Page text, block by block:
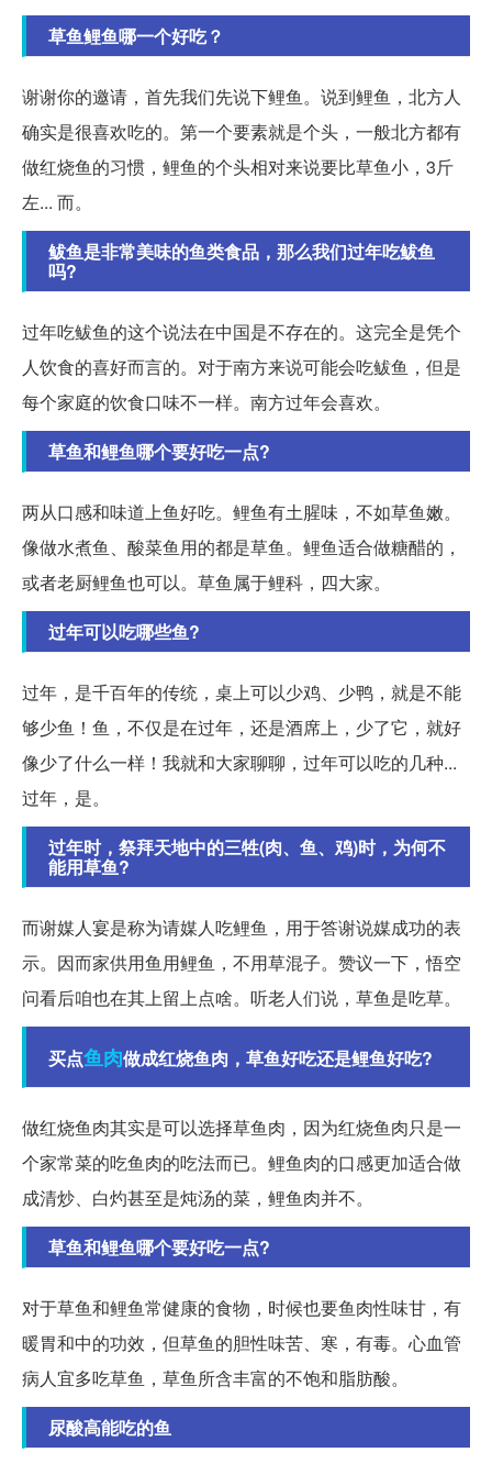
草鱼鲤鱼哪一个好吃？
谢谢你的邀请，首先我们先说下鲤鱼。说到鲤鱼，北方人
确实是很喜欢吃的。第一个要素就是个头，一般北方都有
做红烧鱼的习惯，鲤鱼的个头相对来说要比草鱼小，3斤
左... 而。
鲅鱼是非常美味的鱼类食品，那么我们过年吃鲅鱼
吗?
过年吃鲅鱼的这个说法在中国是不存在的。这完全是凭个
人饮食的喜好而言的。对于南方来说可能会吃鲅鱼，但是
每个家庭的饮食口味不一样。南方过年会喜欢。
草鱼和鲤鱼哪个要好吃一点?
两从口感和味道上鱼好吃。鲤鱼有土腥味，不如草鱼嫩。
像做水煮鱼、酸菜鱼用的都是草鱼。鲤鱼适合做糖醋的，
或者老厨鲤鱼也可以。草鱼属于鲤科，四大家。
过年可以吃哪些鱼?
过年，是千百年的传统，桌上可以少鸡、少鸭，就是不能
够少鱼！鱼，不仅是在过年，还是酒席上，少了它，就好
像少了什么一样！我就和大家聊聊，过年可以吃的几种...
过年，是。
过年时，祭拜天地中的三牲(肉、鱼、鸡)时，为何不
能用草鱼?
而谢媒人宴是称为请媒人吃鲤鱼，用于答谢说媒成功的表
示。因而家供用鱼用鲤鱼，不用草混子。赞议一下，悟空
问看后咱也在其上留上点啥。听老人们说，草鱼是吃草。
买点鱼肉做成红烧鱼肉，草鱼好吃还是鲤鱼好吃?
做红烧鱼肉其实是可以选择草鱼肉，因为红烧鱼肉只是一
个家常菜的吃鱼肉的吃法而已。鲤鱼肉的口感更加适合做
成清炒、白灼甚至是炖汤的菜，鲤鱼肉并不。
草鱼和鲤鱼哪个要好吃一点?
对于草鱼和鲤鱼常健康的食物，时候也要鱼肉性味甘，有
暖胃和中的功效，但草鱼的胆性味苦、寒，有毒。心血管
病人宜多吃草鱼，草鱼所含丰富的不饱和脂肪酸。
尿酸高能吃的鱼